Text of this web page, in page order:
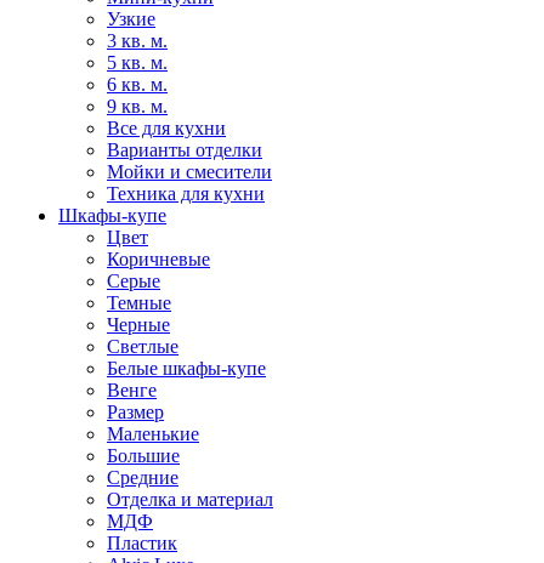
Узкие
3 кв. м.
5 кв. м.
6 кв. м.
9 кв. м.
Все для кухни
Варианты отделки
Мойки и смесители
Техника для кухни
Шкафы-купе
Цвет
Коричневые
Серые
Темные
Черные
Светлые
Белые шкафы-купе
Венге
Размер
Маленькие
Большие
Средние
Отделка и материал
МДФ
Пластик